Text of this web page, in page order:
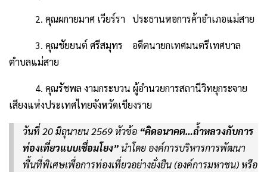
2. คุณผกายมาศ เวียร์รา ประธานหอการค้าอำเภอแม่สาย
3. คุณชัยยนต์ ศรีสมุทร อดีตนายกเทศมนตรีเทศบาล
ตำบลแม่สาย
4. คุณรัชพล งามกระบวน ผู้อำนวยการสถานีวิทยุกระจาย
เสียงแห่งประเทศไทยจังหวัดเชียงราย
วันที่ 20 มิถุนายน 2569 หัวข้อ “คิดอนาคต…ถ้ำหลวงกับการ
ท่องเที่ยวแบบเชื่อมโยง” นำโดย องค์การบริหารการพัฒนา
พื้นที่พิเศษเพื่อการท่องเที่ยวอย่างยั่งยืน (องค์การมหาชน) หรือ